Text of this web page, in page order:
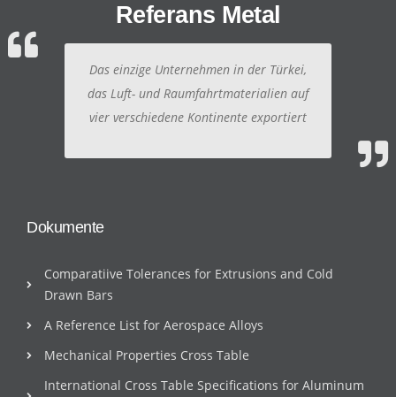
Referans Metal
Das einzige Unternehmen in der Türkei,
das Luft- und Raumfahrtmaterialien auf
vier verschiedene Kontinente exportiert
Dokumente
Comparatiive Tolerances for Extrusions and Cold
Drawn Bars
A Reference List for Aerospace Alloys
Mechanical Properties Cross Table
International Cross Table Specifications for Aluminum